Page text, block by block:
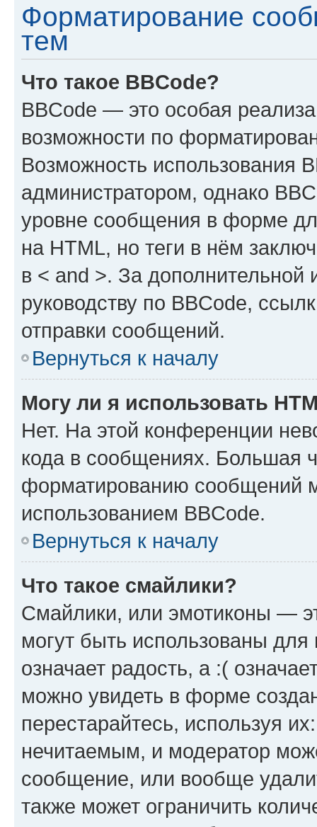
Форматирование
тем
Что такое BBCode?
BBCode — это особая
возможности по
Возможность использования
администратором, однако
уровне сообщения в форме
на HTML, но теги в нём
в < and >. За
руководству по BBCode,
отправки сообщений.
Вернуться к началу
Могу ли я использовать
Нет. На этой конференции
кода в сообщениях. Большая
форматированию сообщений
использованием BBCode.
Вернуться к началу
Что такое смайлики?
Смайлики, или эмотиконы —
могут быть использованы
означает радость, а :(
можно увидеть в форме
перестарайтесь, используя
нечитаемым, и модератор
сообщение, или вообще
также может ограничить